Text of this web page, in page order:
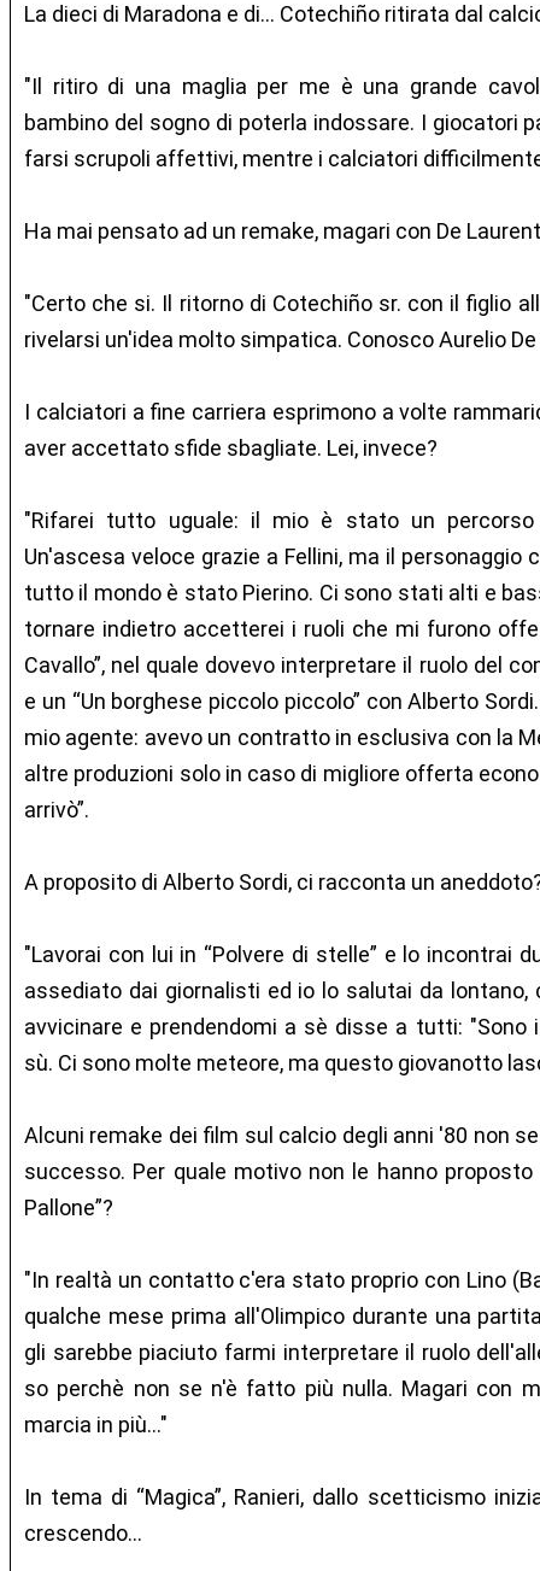
La dieci di Maradona e di... Cotechiño ritirata dal
"Il ritiro di una maglia per me è una grande
bambino del sogno di poterla indossare. I giocatori
farsi scrupoli affettivi, mentre i calciatori
Ha mai pensato ad un remake, magari con De
"Certo che si. Il ritorno di Cotechiño sr. con il figlio
rivelarsi un'idea molto simpatica. Conosco Aurelio
I calciatori a fine carriera esprimono a volte
aver accettato sfide sbagliate. Lei, invece?
"Rifarei tutto uguale: il mio è stato un percorso
Un'ascesa veloce grazie a Fellini, ma il
tutto il mondo è stato Pierino. Ci sono stati alti e
tornare indietro accetterei i ruoli che mi furono
Cavallo”, nel quale dovevo interpretare il ruolo del
e un “Un borghese piccolo piccolo” con Alberto
mio agente: avevo un contratto in esclusiva con la
altre produzioni solo in caso di migliore offerta
arrivò”.
A proposito di Alberto Sordi, ci racconta un
"Lavorai con lui in “Polvere di stelle” e lo incontrai
assediato dai giornalisti ed io lo salutai da lontano,
avvicinare e prendendomi a sè disse a tutti: "Sono
sù. Ci sono molte meteore, ma questo giovanotto
Alcuni remake dei film sul calcio degli anni '80 non
successo. Per quale motivo non le hanno proposto
Pallone”?
"In realtà un contatto c'era stato proprio con Lino
qualche mese prima all'Olimpico durante una
gli sarebbe piaciuto farmi interpretare il ruolo
so perchè non se n'è fatto più nulla. Magari con
marcia in più..."
In tema di “Magica”, Ranieri, dallo scetticismo
crescendo...